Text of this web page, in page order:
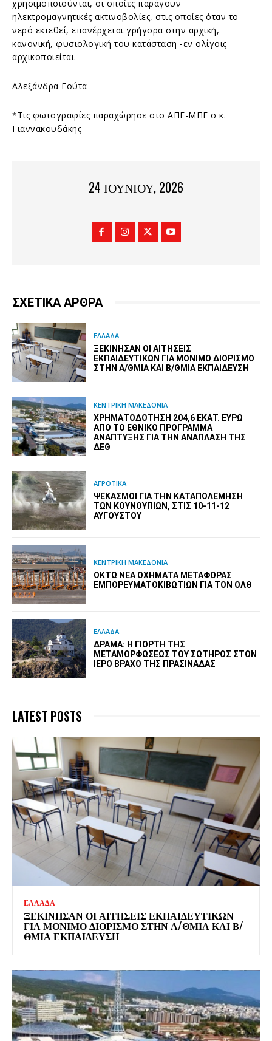
χρησιμοποιούνται, οι οποίες παράγουν
ηλεκτρομαγνητικές ακτινοβολίες, στις οποίες όταν το
νερό εκτεθεί, επανέρχεται γρήγορα στην αρχική,
κανονική, φυσιολογική του κατάσταση -εν ολίγοις
αρχικοποιείται._
Αλεξάνδρα Γούτα
*Τις φωτογραφίες παραχώρησε στο ΑΠΕ-ΜΠΕ ο κ.
Γιαννακουδάκης
24 ΙΟΥΝΊΟΥ, 2026
ΣΧΕΤΙΚΑ ΑΡΘΡΑ
ΕΛΛΑΔΑ
ΞΕΚΊΝΗΣΑΝ ΟΙ ΑΙΤΉΣΕΙΣ
ΕΚΠΑΙΔΕΥΤΙΚΏΝ ΓΙΑ ΜΌΝΙΜΟ ΔΙΟΡΙΣΜΌ
ΣΤΗΝ Α/ΘΜΙΑ ΚΑΙ Β/ΘΜΙΑ ΕΚΠΑΊΔΕΥΣΗ
ΚΕΝΤΡΙΚΗ ΜΑΚΕΔΟΝΙΑ
ΧΡΗΜΑΤΟΔΌΤΗΣΗ 204,6 ΕΚΑΤ. ΕΥΡΏ
ΑΠΌ ΤΟ ΕΘΝΙΚΌ ΠΡΌΓΡΑΜΜΑ
ΑΝΆΠΤΥΞΗΣ ΓΙΑ ΤΗΝ ΑΝΆΠΛΑΣΗ ΤΗΣ
ΔΕΘ
ΑΓΡΟΤΙΚΑ
ΨΕΚΑΣΜΟΊ ΓΙΑ ΤΗΝ ΚΑΤΑΠΟΛΈΜΗΣΗ
ΤΩΝ ΚΟΥΝΟΥΠΙΏΝ, ΣΤΙΣ 10-11-12
ΑΥΓΟΎΣΤΟΥ
ΚΕΝΤΡΙΚΗ ΜΑΚΕΔΟΝΙΑ
ΟΚΤΏ ΝΈΑ ΟΧΉΜΑΤΑ ΜΕΤΑΦΟΡΆΣ
ΕΜΠΟΡΕΥΜΑΤΟΚΙΒΩΤΊΩΝ ΓΙΑ ΤΟΝ ΟΛΘ
ΕΛΛΑΔΑ
ΔΡΆΜΑ: Η ΓΙΟΡΤΉ ΤΗΣ
ΜΕΤΑΜΟΡΦΏΣΕΩΣ ΤΟΥ ΣΩΤΉΡΟΣ ΣΤΟΝ
ΙΕΡΌ ΒΡΆΧΟ ΤΗΣ ΠΡΑΣΙΝΆΔΑΣ
LATEST POSTS
ΕΛΛΑΔΑ
ΞΕΚΊΝΗΣΑΝ ΟΙ ΑΙΤΉΣΕΙΣ ΕΚΠΑΙΔΕΥΤΙΚΏΝ
ΓΙΑ ΜΌΝΙΜΟ ΔΙΟΡΙΣΜΌ ΣΤΗΝ Α/ΘΜΙΑ ΚΑΙ Β/
ΘΜΙΑ ΕΚΠΑΊΔΕΥΣΗ